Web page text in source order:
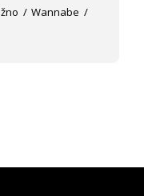
Wannabe